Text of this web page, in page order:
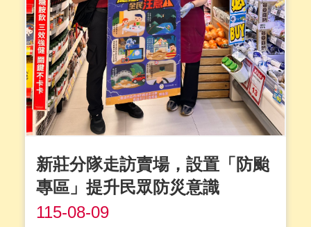
新莊分隊走訪賣場，設置「防颱
專區」提升民眾防災意識
115-08-09